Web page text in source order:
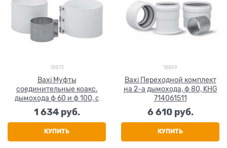
18873
Baxi Муфты
соединительные коакс.
дымохода ф 60 и ф 100, с
прокладкой, KHG 714023411
1 634 руб.
КУПИТЬ
18859
Baxi Переходной комплект
на 2-а дымохода, ф 80, KHG
714061511
6 610 руб.
КУПИТЬ